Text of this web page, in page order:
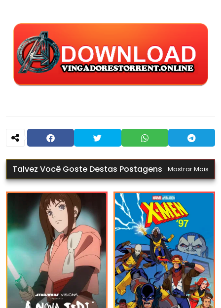
Talvez Você Goste Destas Postagens Mostrar Mais